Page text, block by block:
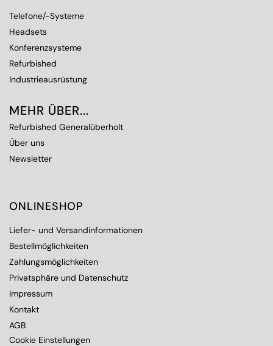
Telefone/-Systeme
Headsets
Konferenzsysteme
Refurbished
Industrieausrüstung
MEHR ÜBER...
Refurbished Generalüberholt
Über uns
Newsletter
ONLINESHOP
Liefer- und Versandinformationen
Bestellmöglichkeiten
Zahlungsmöglichkeiten
Privatsphäre und Datenschutz
Impressum
Kontakt
AGB
Cookie Einstellungen